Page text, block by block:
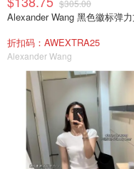
$305.00
Alexander Wang 黑色徽标弹
折扣码：AWEXTRA25
Alexander Wang